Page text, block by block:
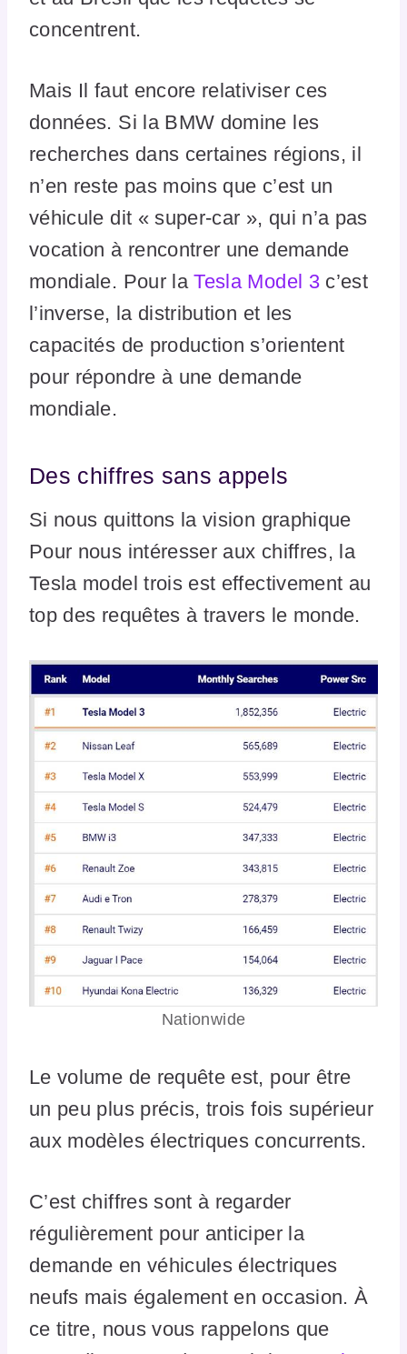
concentrent.
Mais Il faut encore relativiser ces
données. Si la BMW domine les
recherches dans certaines régions, il
n’en reste pas moins que c’est un
véhicule dit « super-car », qui n’a pas
vocation à rencontrer une demande
mondiale. Pour laTesla Model 3c’est
l’inverse, la distribution et les
capacités de production s’orientent
pour répondre à une demande
mondiale.
Des chiffres sans appels
Si nous quittons la vision graphique
Pour nous intéresser aux chiffres, la
Tesla model trois est effectivement au
top des requêtes à travers le monde.
Nationwide
Le volume de requête est, pour être
un peu plus précis, trois fois supérieur
aux modèles électriques concurrents.
C’est chiffres sont à regarder
régulièrement pour anticiper la
demande en véhicules électriques
neufs mais également en occasion. À
ce titre, nous vous rappelons que